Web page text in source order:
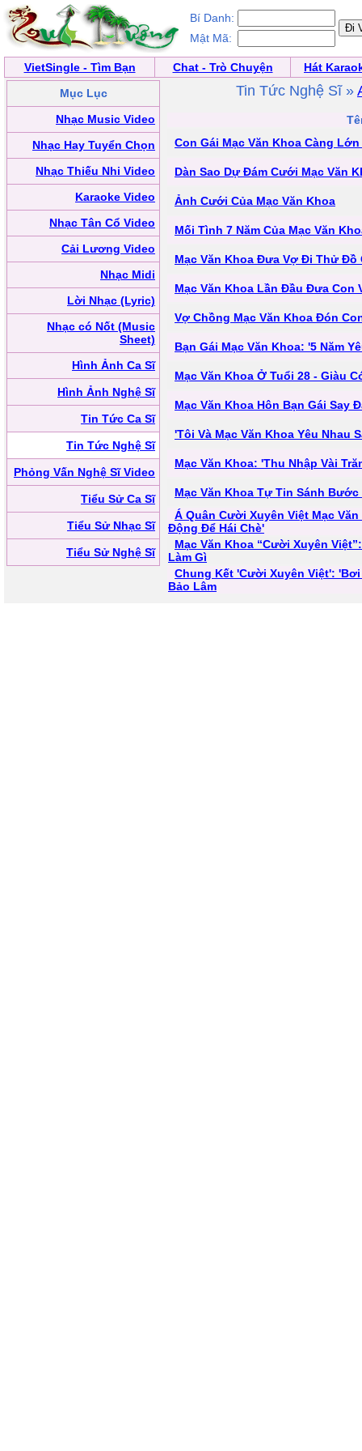
Bí Danh:
Mật Mã:
VietSingle - Tìm Bạn Chat - Trò Chuyện
Hát
Mục Lục
Nhạc Music Video
Nhạc Hay Tuyển Chọn
Nhạc Thiếu Nhi Video
Karaoke Video
Nhạc Tân Cổ Video
Cải Lương Video
Nhạc Midi
Lời Nhạc (Lyric)
Nhạc có Nốt (Music
Sheet)
Hình Ảnh Ca Sĩ
Hình Ảnh Nghệ Sĩ
Tin Tức Ca Sĩ
Tin Tức Nghệ Sĩ
Phỏng Vấn Nghệ Sĩ Video
Tiểu Sử Ca Sĩ
Tiểu Sử Nhạc Sĩ
Tiểu Sử Nghệ Sĩ
Tin Tức Nghệ Sĩ »
Con Gái Mạc Văn Khoa Càng
Dàn Sao Dự Đám Cưới Mạc Văn
Ảnh Cưới Của Mạc Văn Khoa
Mối Tình 7 Năm Của Mạc Văn
Mạc Văn Khoa Đưa Vợ Đi Thử Đồ
Mạc Văn Khoa Lần Đầu Đưa Con
Vợ Chồng Mạc Văn Khoa Đón
Bạn Gái Mạc Văn Khoa: '5 Năm
Mạc Văn Khoa Ở Tuổi 28 - Giàu
Mạc Văn Khoa Hôn Bạn Gái Say
'Tôi Và Mạc Văn Khoa Yêu Nhau
Mạc Văn Khoa: 'Thu Nhập Vài
Mạc Văn Khoa Tự Tin Sánh
Á Quân Cười Xuyên Việt Mạc
Động Để Hái Chè'
Mạc Văn Khoa “Cười Xuyên
Làm Gì
Chung Kết 'Cười Xuyên Việt':
Bảo Lâm